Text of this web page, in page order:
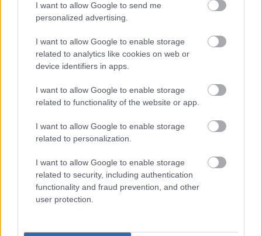
I want to allow Google to send me
personalized advertising.
I want to allow Google to enable storage
related to analytics like cookies on web or
device identifiers in apps.
I want to allow Google to enable storage
related to functionality of the website or app.
I want to allow Google to enable storage
related to personalization.
I want to allow Google to enable storage
related to security, including authentication
functionality and fraud prevention, and other
user protection.